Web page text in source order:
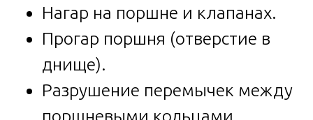
Нагар на поршне и клапанах.
Прогар поршня (отверстие в
днище).
Разрушение перемычек между
поршневыми кольцами.